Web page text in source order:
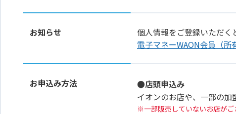
お知らせ
個人情報をご登録いただく
電子マネーWAON会員（所
お申込み方法
●店頭申込み
イオンのお店や、一部の加
一部販売していないお店がご